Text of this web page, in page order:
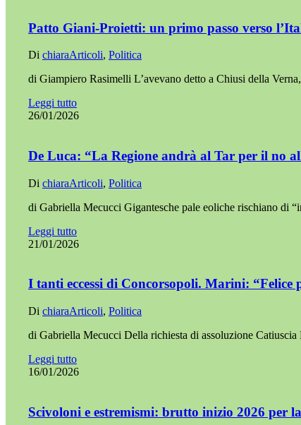
Patto Giani-Proietti: un primo passo verso
Di chiaraArticoli, Politica
di Giampiero Rasimelli L’avevano detto a Chiusi della
Leggi tutto
26/01/2026
De Luca: “La Regione andrà al Tar per il no
Di chiaraArticoli, Politica
di Gabriella Mecucci Gigantesche pale eoliche rischiano di
Leggi tutto
21/01/2026
I tanti eccessi di Concorsopoli. Marini: “Felice
Di chiaraArticoli, Politica
di Gabriella Mecucci Della richiesta di assoluzione
Leggi tutto
16/01/2026
Scivoloni e estremismi: brutto inizio 2026 per